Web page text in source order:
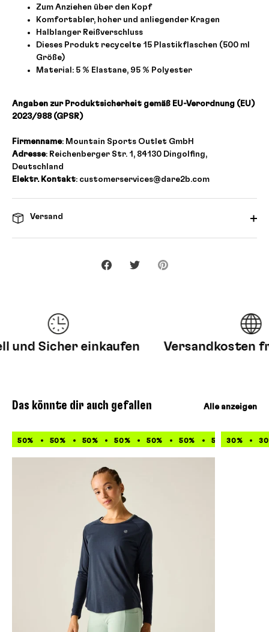
Zum Anziehen über den Kopf
Komfortabler, hoher und anliegender Kragen
Halblanger Reißverschluss
Dieses Produkt recycelte 15 Plastikflaschen (500 ml
Größe)
Material: 5 % Elastane, 95 % Polyester
Angaben zur Produktsicherheit gemäß EU-Verordnung (EU)
2023/988 (GPSR)
Firmenname: Mountain Sports Outlet GmbH
Adresse: Reichenberger Str. 1, 84130 Dingolfing,
Deutschland
Elektr. Kontakt: customerservices@dare2b.com
Versand
Teilen TwitternPinnen
Sicher einkaufen Versandkosten frei
Das könnte dir auch gefallen Alle anzeigen
50% 50% 50% 50% 50% 50% 50% 50%
30%